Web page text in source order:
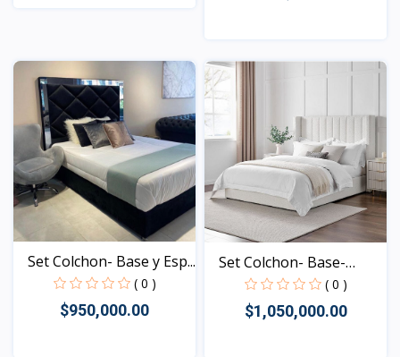
Vista
Set Colchon- Base y Esp...
( 0 )
$950,000.00
Set Colchon- Base-
Espa...
( 0 )
$1,050,000.00